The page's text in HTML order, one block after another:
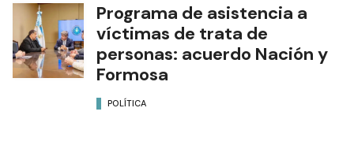
Programa de asistencia a
víctimas de trata de
personas: acuerdo Nación y
Formosa
POLÍTICA